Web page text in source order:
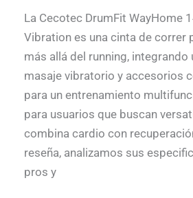
La Cecotec DrumFit WayHome
Vibration es una cinta de correr
más allá del running, integrando
masaje vibratorio y accesorios
para un entrenamiento
para usuarios que buscan
combina cardio con
reseña, analizamos sus
pros y